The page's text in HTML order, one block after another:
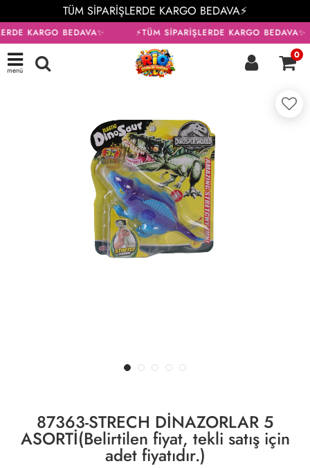
TÜM SİPARİŞLERDE KARGO BEDAVA⚡
KARGO BEDAVA✨ ⚡TÜM SİPARİŞLERDE KARGO BEDAVA✨
menü
0
87363-STRECH DİNAZORLAR 5
ASORTİ(Belirtilen fiyat, tekli satış için
adet fiyatıdır.)